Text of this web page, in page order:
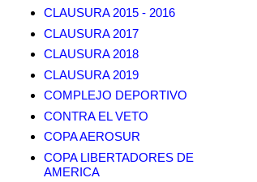
CLAUSURA 2015 - 2016
CLAUSURA 2017
CLAUSURA 2018
CLAUSURA 2019
COMPLEJO DEPORTIVO
CONTRA EL VETO
COPA AEROSUR
COPA LIBERTADORES DE
AMERICA